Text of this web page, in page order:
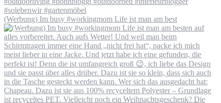
(Werbung) Im busy #workingmom Life ist man am best